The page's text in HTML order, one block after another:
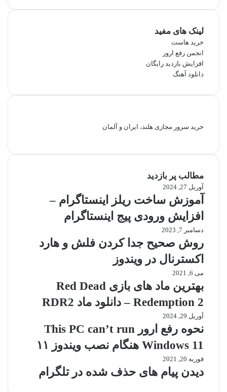
لینک های مفید
خرید هاست
انجمن رفع ارور
افزایش بازدید رایگان
دانلود آهنگ
خرید سرور مجازی هلند، ایران و آلمان
مطالب پر بازدید
آوریل 27, 2024
آموزش ساخت ریلز اینستاگرام –
افزایش ورودی پیج اینستاگرام
دسامبر 7, 2023
روش صحیح جدا کردن فلش و هارد
اکسترنال در ویندوز
می 6, 2021
بهترین ماد های بازی Red Dead
Redemption 2 – دانلود ماد RDR2
آوریل 29, 2024
نحوه رفع ارور This PC can’t run
Windows 11 هنگام نصب ویندوز ۱۱
فوریه 20, 2021
دیدن پیام های حذف شده در تلگرام